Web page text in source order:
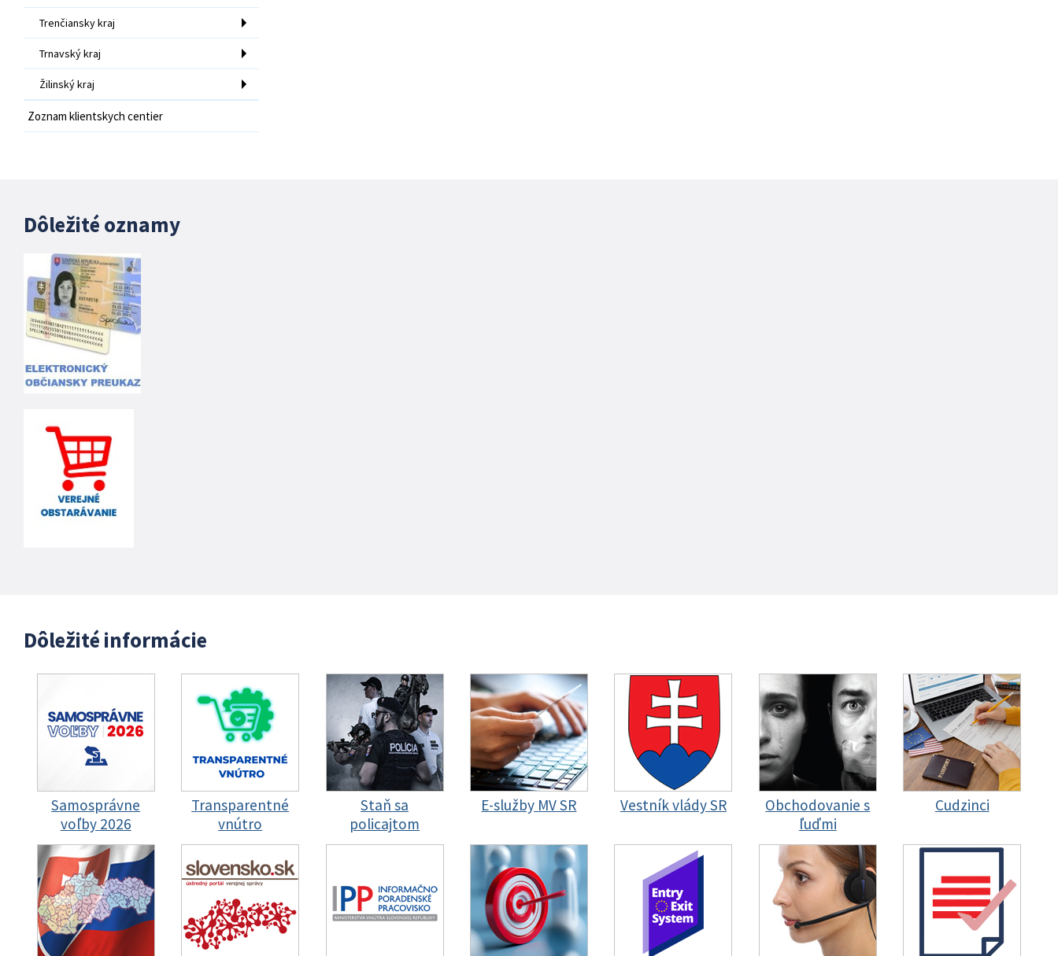
Trenčiansky kraj
Trnavský kraj
Žilinský kraj
Zoznam klientskych centier
Dôležité oznamy
Dôležité informácie
Samosprávne
voľby 2026
Transparentné
vnútro
Staň sa
policajtom
E-služby MV SR Vestník vlády SR
Obchodovanie s
ľuďmi
Cudzinci